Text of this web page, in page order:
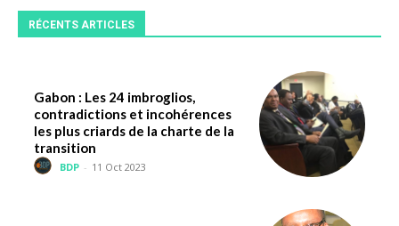
RÉCENTS ARTICLES
Gabon : Les 24 imbroglios,
contradictions et incohérences
les plus criards de la charte de la
transition
BDP - 11 Oct 2023